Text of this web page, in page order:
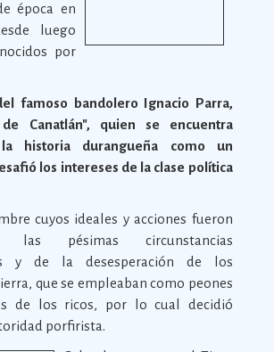
época en
luego
por
famoso bandolero Ignacio Parra,
Canatlán", quien se encuentra
historia durangueña como un
los intereses de la clase política
cuyos ideales y acciones fueron
pésimas circunstancias
y de la desesperación de los
que se empleaban como peones
de los ricos, por lo cual decidió
porfirista.